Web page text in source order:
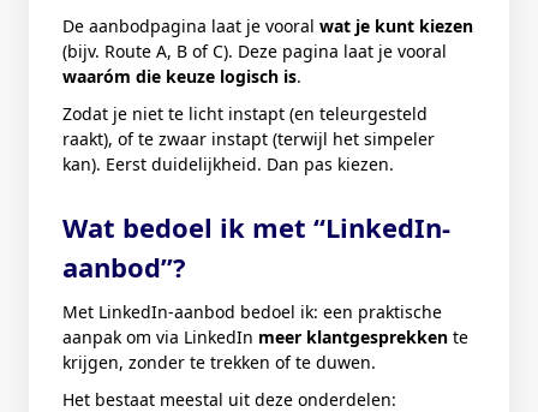
De aanbodpagina laat je vooral wat je kunt kiezen
(bijv. Route A, B of C). Deze pagina laat je vooral
waaróm die keuze logisch is.
Zodat je niet te licht instapt (en teleurgesteld
raakt), of te zwaar instapt (terwijl het simpeler
kan). Eerst duidelijkheid. Dan pas kiezen.
Wat bedoel ik met “LinkedIn-
aanbod”?
Met LinkedIn-aanbod bedoel ik: een praktische
aanpak om via LinkedIn meer klantgesprekken te
krijgen, zonder te trekken of te duwen.
Het bestaat meestal uit deze onderdelen: